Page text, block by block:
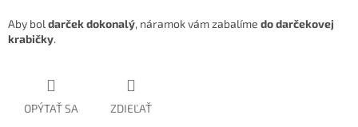
Aby boldarček dokonalý, náramok vám zabalíme do darčekovej
krabičky.
OPÝTAŤ SA ZDIEĽAŤ